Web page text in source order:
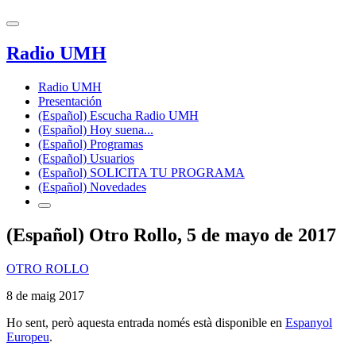
Radio UMH
Radio UMH
Presentación
(Español) Escucha Radio UMH
(Español) Hoy suena...
(Español) Programas
(Español) Usuarios
(Español) SOLICITA TU PROGRAMA
(Español) Novedades
(Español) Otro Rollo, 5 de mayo de 2017
OTRO ROLLO
8 de maig 2017
Ho sent, però aquesta entrada només està disponible en Espanyol
Europeu.